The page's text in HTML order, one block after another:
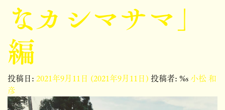
なカシマサマ」
編
投稿日:2021年9月11日 (2021年9月11日) 投稿者: %s小松 和
彦